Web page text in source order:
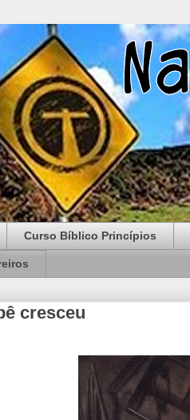
Curso Bíblico Princípios
cresceu